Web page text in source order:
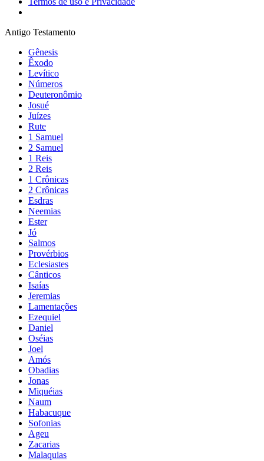
Antigo Testamento
Gênesis
Êxodo
Levítico
Números
Deuteronômio
Josué
Juízes
Rute
1 Samuel
2 Samuel
1 Reis
2 Reis
1 Crônicas
2 Crônicas
Esdras
Neemias
Ester
Jó
Salmos
Provérbios
Eclesiastes
Cânticos
Isaías
Jeremias
Lamentações
Ezequiel
Daniel
Oséias
Joel
Amós
Obadias
Jonas
Miquéias
Naum
Habacuque
Sofonias
Ageu
Zacarias
Malaquias